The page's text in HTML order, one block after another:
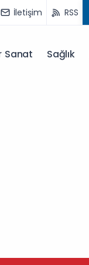
İletişim RSS
Sanat Sağlık